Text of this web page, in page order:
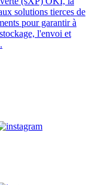
solutions tierces de
pour garantir à
l'envoi et